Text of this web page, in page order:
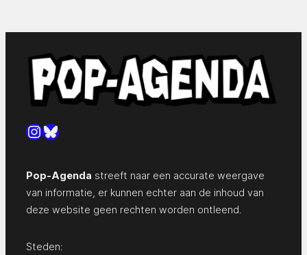
Instagram
Bluesky
Pop-Agenda streeft naar een accurate weergave
van informatie, er kunnen echter aan de inhoud van
deze website geen rechten worden ontleend.
Steden: